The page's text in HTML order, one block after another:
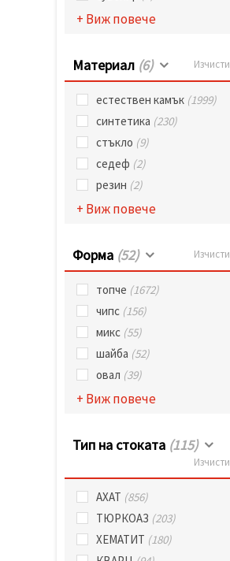
+ Виж повече
Материал (6) Изчисти
естествен камък (1999)
синтетика (230)
стъкло (9)
седеф (2)
резин (2)
+ Виж повече
Форма (52) Изчисти
топче (1672)
чипс (156)
микс (55)
шайба (52)
овал (39)
+ Виж повече
Тип на стоката (115)
Изчисти
АХАТ (856)
ТЮРКОАЗ (203)
ХЕМАТИТ (180)